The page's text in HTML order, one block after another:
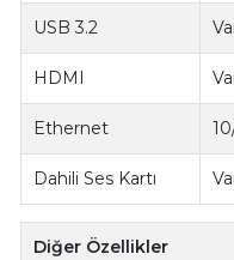
USB 3.2
HDMI
Ethernet
Dahili Ses Kartı
Diğer Özellikler